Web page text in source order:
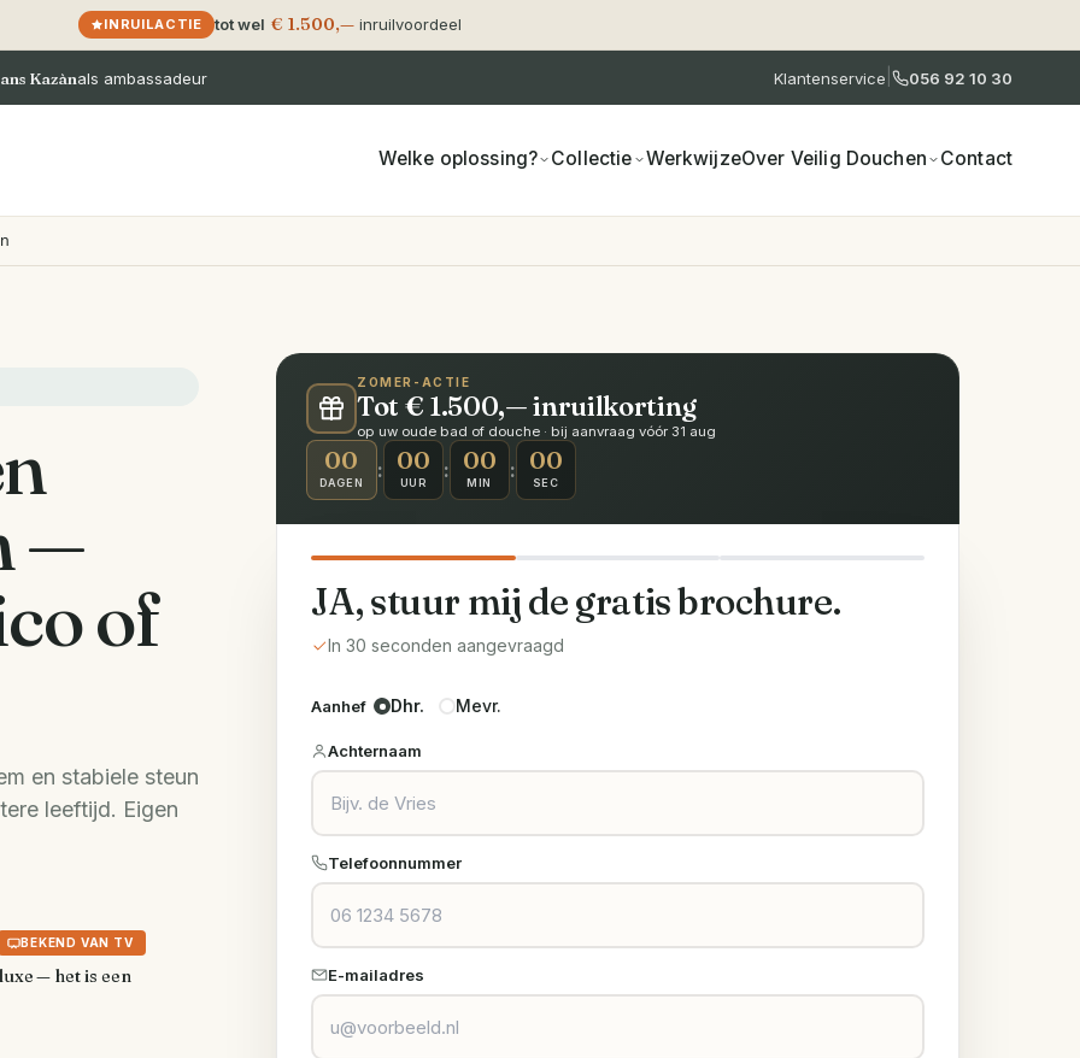
INRUILACTIE tot wel € 1.500,— inruilvoordeel
Kazànals ambassadeur Klantenservice 056 92 10 30
Welke oplossing? Collectie WerkwijzeOver Veilig Douchen Contact
—
of
en stabiele steun
leeftijd. Eigen
BEKEND VAN TV
— het is een
ZOMER-ACTIE
Tot € 1.500,— inruilkorting
op uw oude bad of douche · bij aanvraag vóór 31 aug
00
DAGEN
: 00
UUR
: 00
MIN
: 00
SEC
JA, stuur mij de gratis brochure.
In 30 seconden aangevraagd
Aanhef Dhr. Mevr.
Achternaam
Telefoonnummer
E-mailadres